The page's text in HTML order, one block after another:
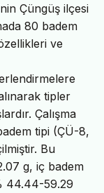
Çüngüş ilçesi
80 badem
ve
tipler
Çalışma
tipi (ÇÜ-8,
Bu
g, iç badem
44.44-59.29